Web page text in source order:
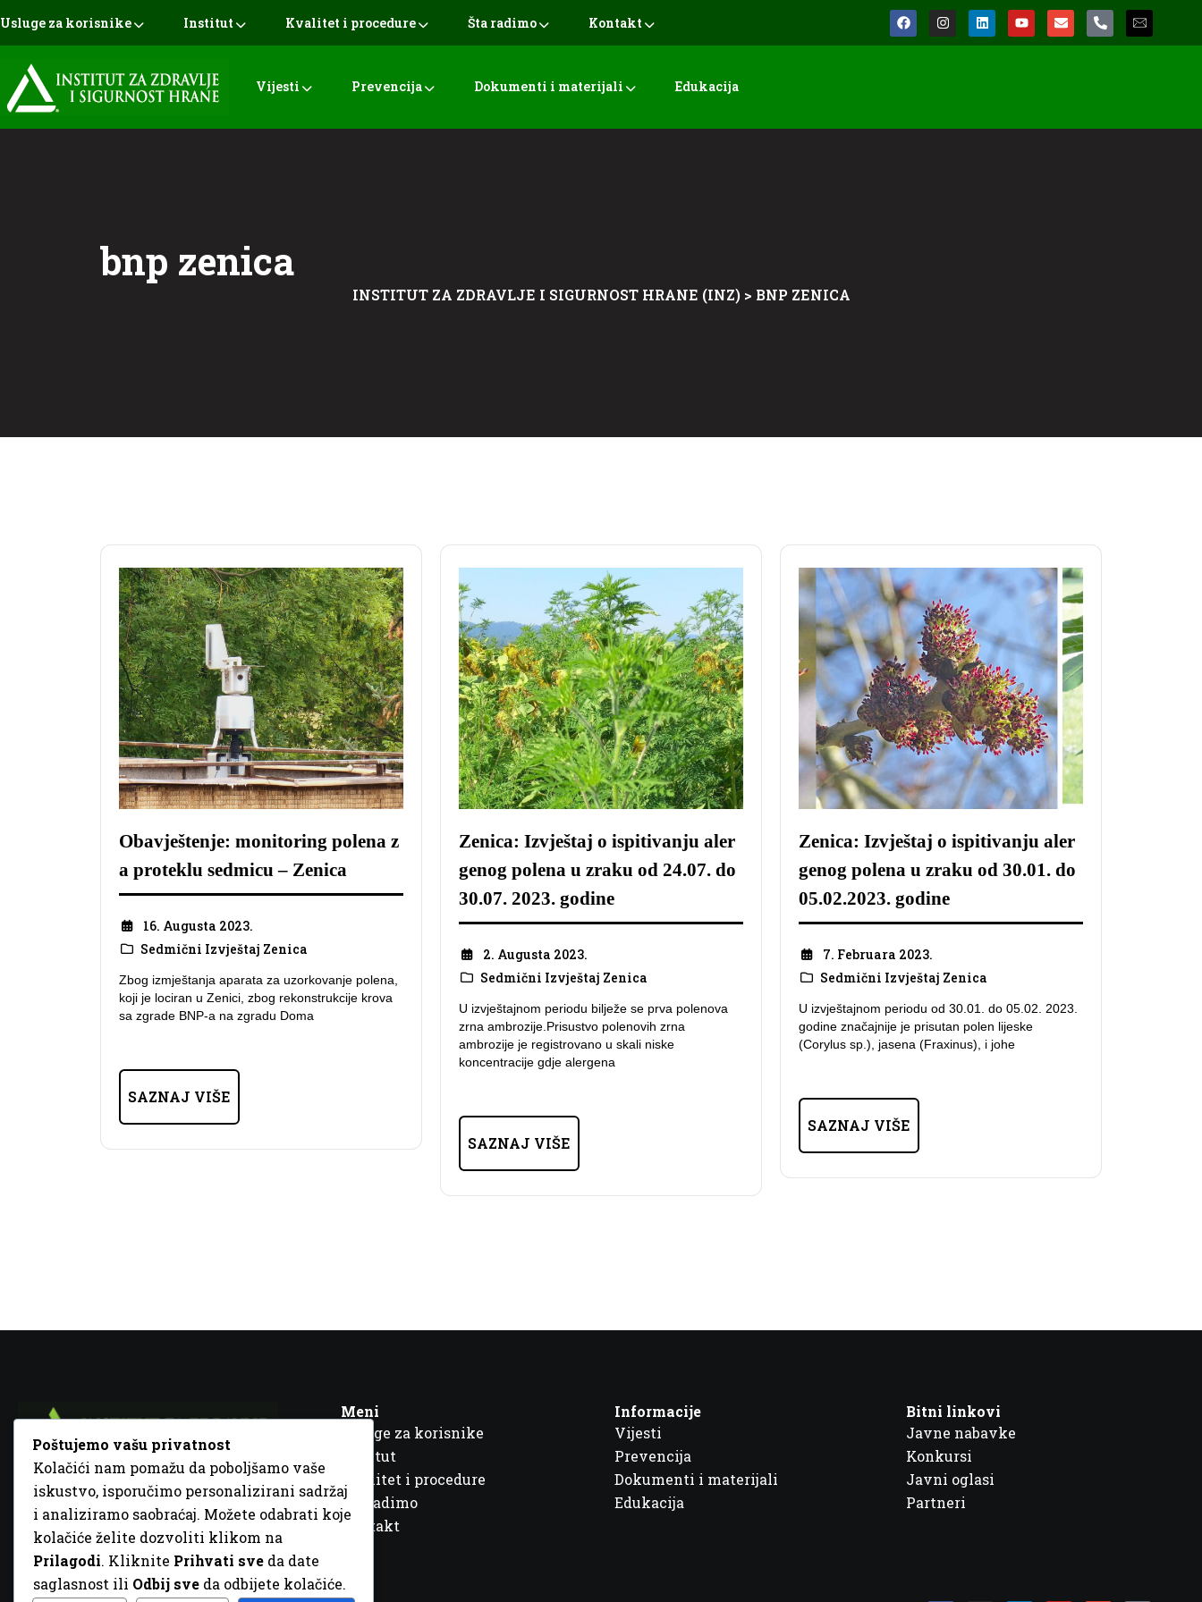
Usluge za korisnike Institut Kvalitet i procedure Šta radimo Kontakt
Vijesti Prevencija Dokumenti i materijali Edukacija
bnp zenica
INSTITUT ZA ZDRAVLJE I SIGURNOST HRANE (INZ) > BNP ZENICA
Obavještenje: monitoring polena z
a proteklu sedmicu – Zenica
16. Augusta 2023.
Sedmični Izvještaj Zenica
Zbog izmještanja aparata za uzorkovanje polena,
koji je lociran u Zenici, zbog rekonstrukcije krova
sa zgrade BNP-a na zgradu Doma
SAZNAJ VIŠE
Zenica: Izvještaj o ispitivanju aler
genog polena u zraku od 24.07. do
30.07. 2023. godine
2. Augusta 2023.
Sedmični Izvještaj Zenica
U izvještajnom periodu bilježe se prva polenova
zrna ambrozije.Prisustvo polenovih zrna
ambrozije je registrovano u skali niske
koncentracije gdje alergena
SAZNAJ VIŠE
Zenica: Izvještaj o ispitivanju aler
genog polena u zraku od 30.01. do
05.02.2023. godine
7. Februara 2023.
Sedmični Izvještaj Zenica
U izvještajnom periodu od 30.01. do 05.02. 2023.
godine značajnije je prisutan polen lijeske
(Corylus sp.), jasena (Fraxinus), i johe
SAZNAJ VIŠE
Fra Ivana Jukića br. 2, 72000 Zenica, BiH
+387 32 448 001
info@inz.ba
http://www.inz.ba
Meni
Usluge za korisnike
Institut
Kvalitet i procedure
Šta radimo
Kontakt
Informacije
Vijesti
Prevencija
Dokumenti i materijali
Edukacija
Bitni linkovi
Javne nabavke
Konkursi
Javni oglasi
Partneri
Poštujemo vašu privatnost
Kolačići nam pomažu da poboljšamo vaše
iskustvo, isporučimo personalizirani sadržaj
i analiziramo saobraćaj. Možete odabrati koje
kolačiće želite dozvoliti klikom na
Prilagodi. Kliknite Prihvati sve da date
saglasnost ili Odbij sve da odbijete kolačiće.